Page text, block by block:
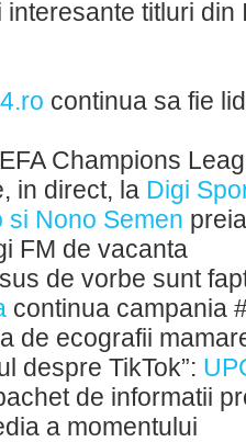
interesante titluri din
continua sa fie
Champions
in direct, la Digi
si Nono Semen
FM de vacanta
de vorbe sunt
continua campania
de ecografii
despre TikTok”:
de informatii
a momentului